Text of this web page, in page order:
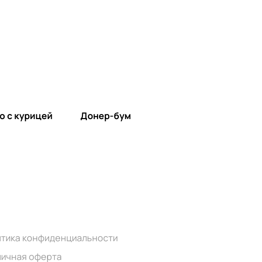
с курицей Донер-бум
конфиденциальности
оферта